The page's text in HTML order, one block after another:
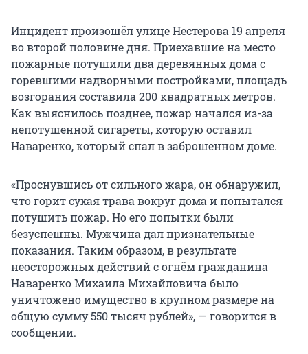
Инцидент произошёл улице Нестерова 19 апреля
во второй половине дня. Приехавшие на место
пожарные потушили два деревянных дома с
горевшими надворными постройками, площадь
возгорания составила 200 квадратных метров.
Как выяснилось позднее, пожар начался из-за
непотушенной сигареты, которую оставил
Наваренко, который спал в заброшенном доме.
«Проснувшись от сильного жара, он обнаружил,
что горит сухая трава вокруг дома и попытался
потушить пожар. Но его попытки были
безуспешны. Мужчина дал признательные
показания. Таким образом, в результате
неосторожных действий с огнём гражданина
Наваренко Михаила Михайловича было
уничтожено имущество в крупном размере на
общую сумму 550 тысяч рублей», — говорится в
сообщении.